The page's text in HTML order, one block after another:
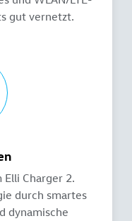
gut vernetzt.
Charger 2.
durch smartes
dynamische